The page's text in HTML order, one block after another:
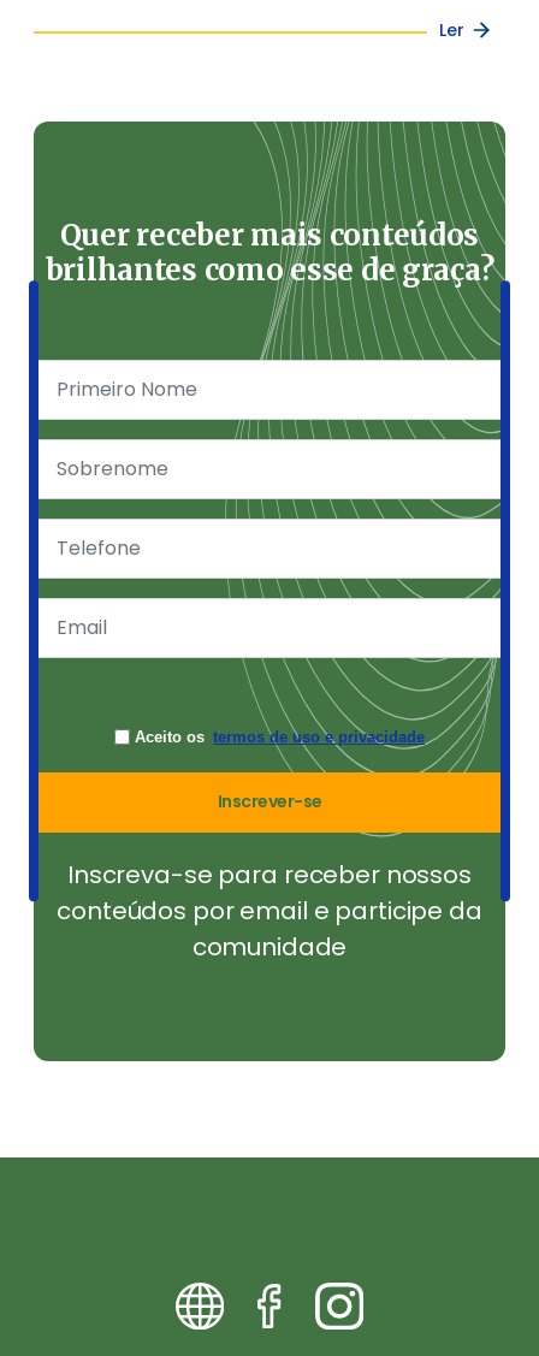
Ler
Quer receber mais conteúdos
brilhantes como esse de graça?
Aceito os termos de uso e privacidade
Inscrever-se
Inscreva-se para receber nossos
conteúdos por email e participe da
comunidade